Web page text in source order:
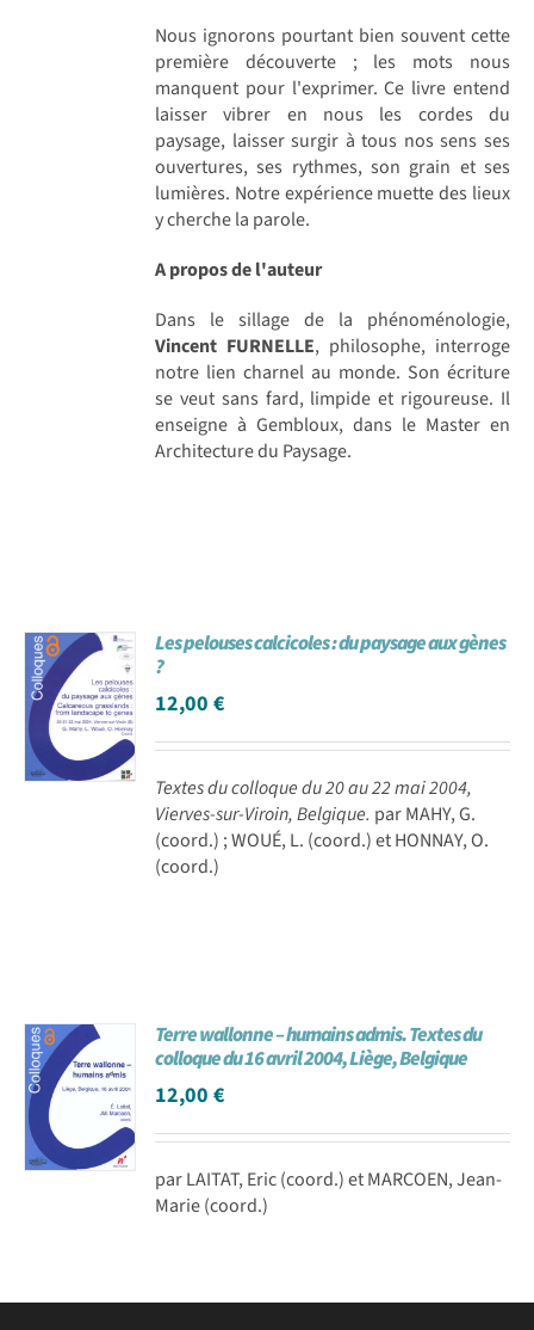
Nous ignorons pourtant bien souvent cette
première découverte ; les mots nous
manquent pour l'exprimer. Ce livre entend
laisser vibrer en nous les cordes du
paysage, laisser surgir à tous nos sens ses
ouvertures, ses rythmes, son grain et ses
lumières. Notre expérience muette des lieux
y cherche la parole.
A propos de l'auteur
Dans le sillage de la phénoménologie,
Vincent FURNELLE, philosophe, interroge
notre lien charnel au monde. Son écriture
se veut sans fard, limpide et rigoureuse. Il
enseigne à Gembloux, dans le Master en
Architecture du Paysage.
Les pelouses calcicoles : du paysage aux gènes
?
12,00€
Textes du colloque du 20 au 22 mai 2004,
Vierves-sur-Viroin, Belgique. par MAHY, G.
(coord.) ; WOUÉ, L. (coord.) et HONNAY, O.
(coord.)
Terre wallonne – humains admis. Textes du
colloque du 16 avril 2004, Liège, Belgique
12,00€
par LAITAT, Eric (coord.) et MARCOEN, Jean-
Marie (coord.)